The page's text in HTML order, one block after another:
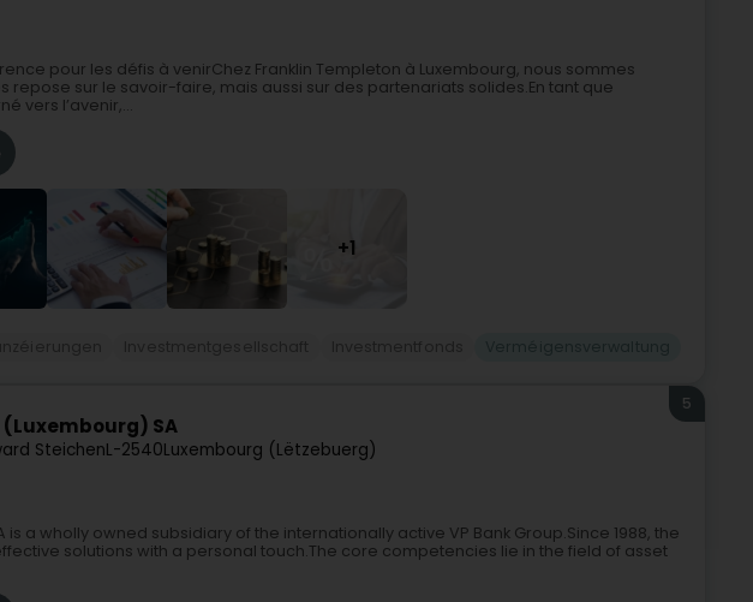
pour les défis à venirChez Franklin Templeton à Luxembourg, nous sommes
repose sur le savoir-faire, mais aussi sur des partenariats solides.En tant que
vers l’avenir,...
+1
(Luxembourg) SA
SteichenL-2540Luxembourg (Lëtzebuerg)
5
is a wholly owned subsidiary of the internationally active VP Bank Group.Since 1988, the
solutions with a personal touch.The core competencies lie in the field of asset